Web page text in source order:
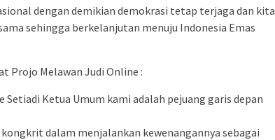
dengan demikian demokrasi tetap terjaga dan kita
sehingga berkelanjutan menuju Indonesia Emas
Projo Melawan Judi Online :
Setiadi Ketua Umum kami adalah pejuang garis depan
dalam menjalankan kewenangannya sebagai